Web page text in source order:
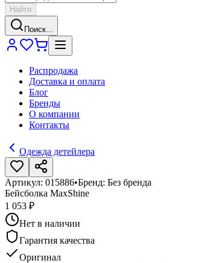
Найти
Поиск...
Распродажа
Доставка и оплата
Блог
Бренды
О компании
Контакты
Одежда детейлера
Артикул: 015886•Бренд: Без бренда
Бейсболка MaxShine
1 053 ₽
Нет в наличии
Гарантия качества
Оригинал